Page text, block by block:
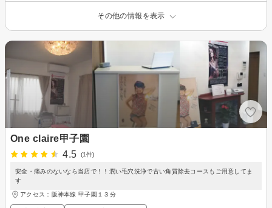
その他の情報を表示
One claire甲子園
4.5
(1件)
安全・痛みのないなら当店で！！潤い毛穴洗浄で古い角質除去コースもご用意してま
す
アクセス：阪神本線 甲子園１３分